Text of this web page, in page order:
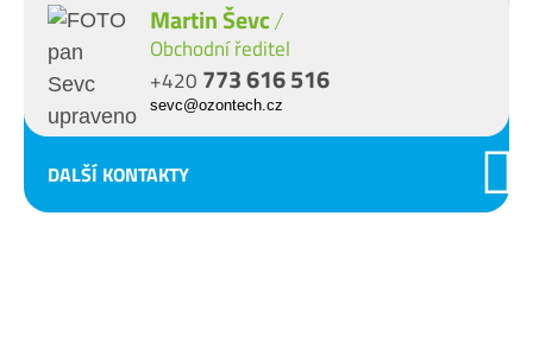
Martin Ševc
Obchodní ředitel
+420 773 616 516
sevc@ozontech.cz
DALŠÍ KONTAKTY